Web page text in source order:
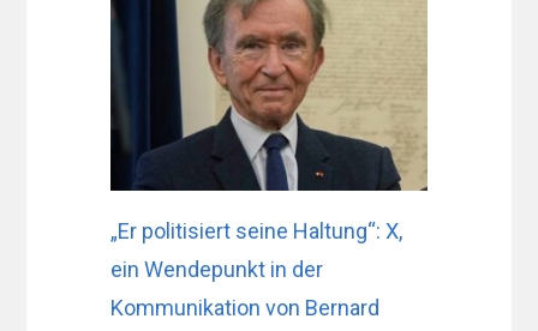
„Er politisiert seine Haltung“: X,
ein Wendepunkt in der
Kommunikation von Bernard